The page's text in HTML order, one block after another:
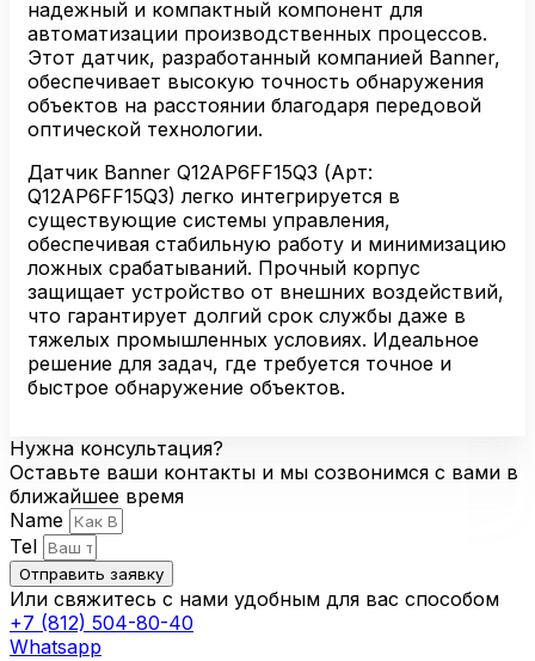
надежный и компактный компонент для
автоматизации производственных процессов.
Этот датчик, разработанный компанией Banner,
обеспечивает высокую точность обнаружения
объектов на расстоянии благодаря передовой
оптической технологии.
Датчик Banner Q12AP6FF15Q3 (Арт:
Q12AP6FF15Q3) легко интегрируется в
существующие системы управления,
обеспечивая стабильную работу и минимизацию
ложных срабатываний. Прочный корпус
защищает устройство от внешних воздействий,
что гарантирует долгий срок службы даже в
тяжелых промышленных условиях. Идеальное
решение для задач, где требуется точное и
быстрое обнаружение объектов.
Нужна консультация?
Оставьте ваши контакты и мы созвонимся с вами в
ближайшее время
Name
Tel
Отправить заявку
Или свяжитесь с нами удобным для вас способом
+7 (812) 504-80-40
Whatsapp